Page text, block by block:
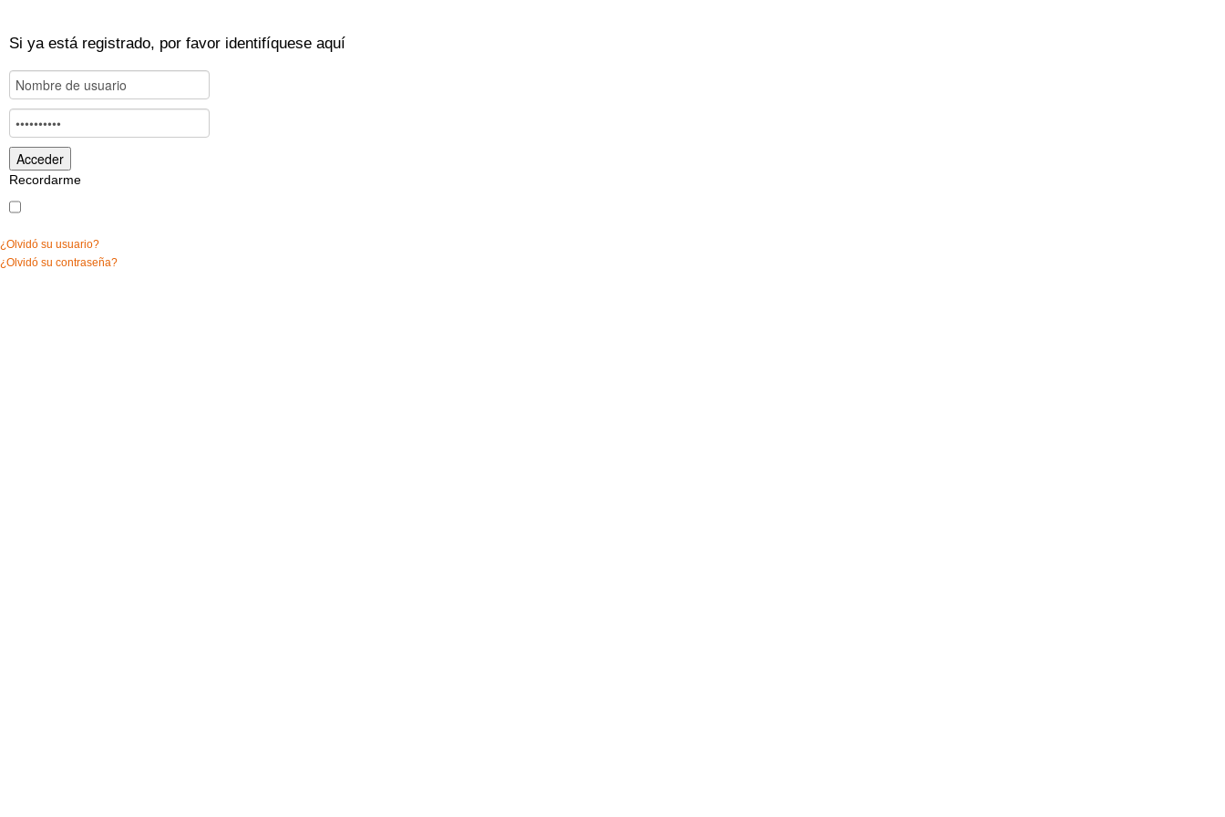
Si ya está registrado, por favor identifíquese aquí
Recordarme
¿Olvidó su usuario?
¿Olvidó su contraseña?